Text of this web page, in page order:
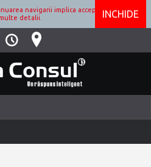
navigarii implica acceptarea lor.
detalii.
INCHIDE